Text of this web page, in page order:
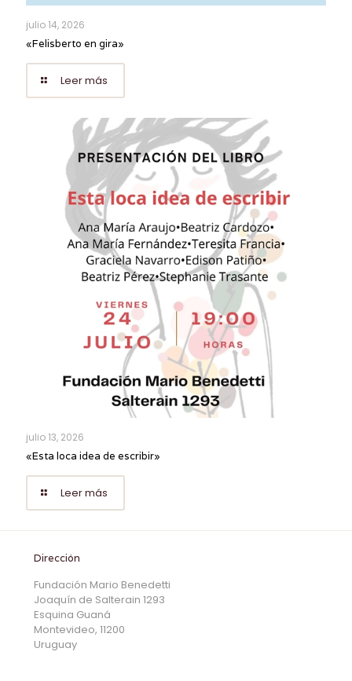
julio 14, 2026
«Felisberto en gira»
Leer más
julio 13, 2026
«Esta loca idea de escribir»
Leer más
Dirección
Fundación Mario Benedetti
Joaquín de Salterain 1293
Esquina Guaná
Montevideo, 11200
Uruguay